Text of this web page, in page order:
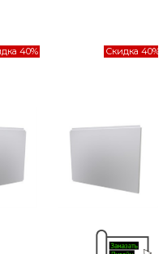
40% Скидка 40%